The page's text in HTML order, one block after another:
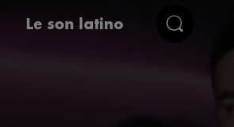
Le son latino